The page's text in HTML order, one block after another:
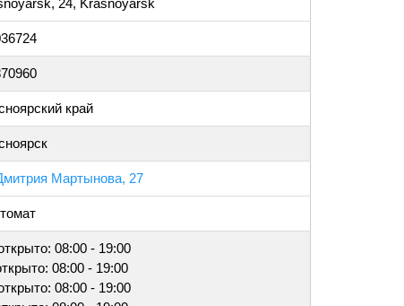
24, Krasnoyarsk
край
Мартынова, 27
08:00 - 19:00
08:00 - 19:00
08:00 - 19:00